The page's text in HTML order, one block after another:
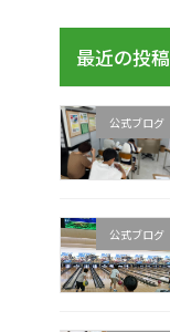
最近の投稿
公式ブログ
公式ブログ